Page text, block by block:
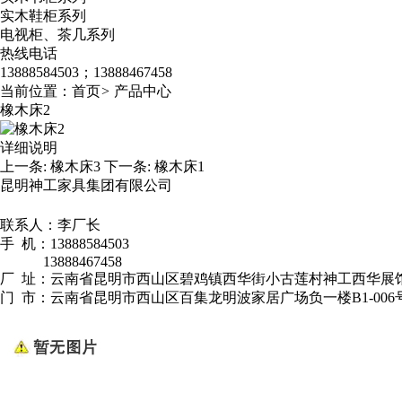
实木鞋柜系列
电视柜、茶几系列
热线电话
13888584503；13888467458
当前位置： 首页> 产品中心
橡木床2
详细说明
上一条: 橡木床3 下一条: 橡木床1
昆明神工家具集团有限公司
联系人：李厂长
手 机：13888584503
13888467458
厂 址：云南省昆明市西山区碧鸡镇西华街小古莲村神工西华展
门 市：云南省昆明市西山区百集龙明波家居广场负一楼B1-006